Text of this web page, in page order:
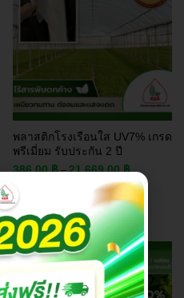
พลาสติกโรงเรือนใส UV7% เกรด
พรีเมี่ยม รับประกัน 2 ปี
386.00฿–21,669.00฿
ลดราคา!